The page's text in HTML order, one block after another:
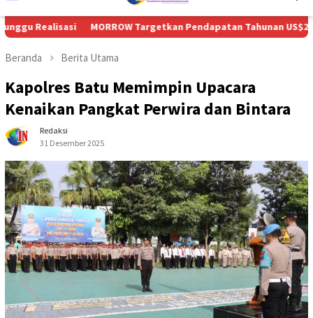
Mobile
MORROW Targetkan Pendapatan Tahunan US$230 Juta
Beranda Berita Utama
Kapolres Batu Memimpin Upacara
Kenaikan Pangkat Perwira dan Bintara
Redaksi
31 Desember 2025